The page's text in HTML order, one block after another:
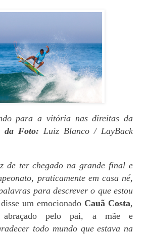
para a vitória nas direitas da
da Foto: Luiz Blanco / LayBack
de ter chegado na grande final e
praticamente em casa né,
para descrever o que estou
um emocionado Cauã Costa,
pelo pai, a mãe e
todo mundo que estava na